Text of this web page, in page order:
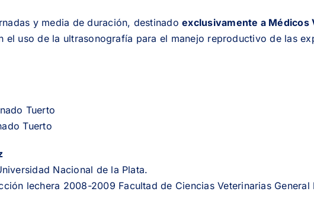
y media de duración, destinadoexclusivamente a Médicos
el uso de la ultrasonografía para el manejo reproductivo de las
Tuerto
Tuerto
Nacional de la Plata.
lechera 2008-2009 Facultad de Ciencias Veterinarias General